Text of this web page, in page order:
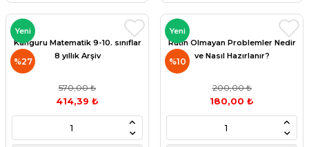
Yeni
%27
Kanguru Matematik 9-10. sınıflar
8 yıllık Arşiv
570,00 ₺
414,39 ₺
Yeni
%10
Rutin Olmayan Problemler Nedir
ve Nasıl Hazırlanır?
200,00 ₺
180,00 ₺